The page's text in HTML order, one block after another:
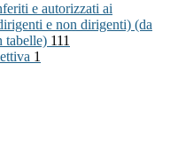
e autorizzati ai
e non dirigenti) (da
tabelle) 111
1